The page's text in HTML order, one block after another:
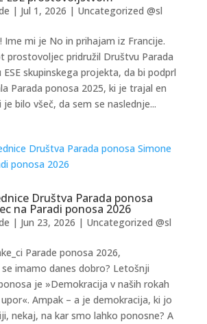
| Jul 1, 2026 | Uncategorized @sl
Ime mi je No in prihajam iz Francije.
prostovoljec pridružil Društvu Parada
skupinskega projekta, da bi podprl
Parada ponosa 2025, ki je trajal en
bilo všeč, da sem se naslednje...
Društva Parada ponosa
na Paradi ponosa 2026
| Jun 23, 2026 | Uncategorized @sl
Parade ponosa 2026,
imamo danes dobro? Letošnji
je »Demokracija v naših rokah
Ampak – a je demokracija, ki jo
nekaj, na kar smo lahko ponosne? A